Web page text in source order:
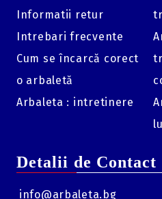
Mărire Optică:
Display:
Micro-OLED
Rezistență:
Reticule:
9 stiluri
DNT One
Informatii retur
Intrebari frecvente
Cum se încarcă corect
o arbaletă
Arbaleta : intretinere
Detalii de Contact
info@arbaleta.bg